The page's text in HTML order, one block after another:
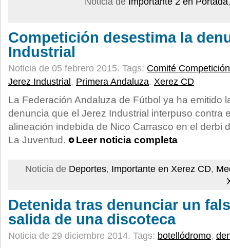
Competición desestima la
Industrial
Noticia de 05 febrero 2015. Tags: Comité Competición
Jerez Industrial , Primera Andaluza, Xerez CD
La Federación Andaluza de Fútbol ya ha emitido
denuncia que el Jerez Industrial interpuso contra
alineación indebida de Nico Carrasco en el derbi
La Juventud.
Leer noticia completa
Noticia de Deportes, Importante en Xerez CD,
Detenida tras denunciar un
salida de una discoteca
Noticia de 29 diciembre 2014. Tags: botellódromo,